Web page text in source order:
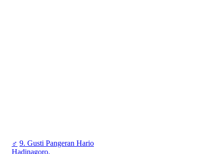
♂ 9. Gusti Pangeran Hario
Hadinagoro.